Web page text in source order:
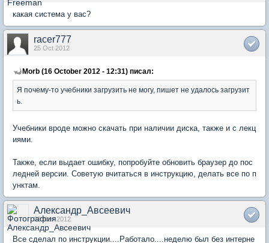
какая система у вас?
racer777
25 Oct 2012
Morb (16 October 2012 - 12:31) писал:
Я почему-то учебники загрузить не могу, пишет не удалось загрузит
ь.
Учебники вроде можно скачать при наличии диска, также и с лекц
иями.
Также, если выдает ошибку, попробуйте обновить браузер до пос
ледней версии. Советую вчитаться в инструкцию, делать все по п
унктам.
Александр_Авсеевич
02 Nov 2012
Все сделал по инструкции....Работало....неделю был без интерне